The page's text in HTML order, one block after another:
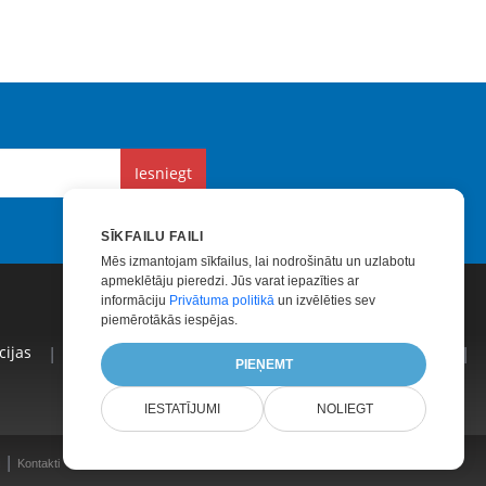
Iesniegt
| Apmaksāts Atbalsts Apmaksātas Konsultācijas |
| Kontakti
SĪKFAILU FAILI
Mēs izmantojam sīkfailus, lai nodrošinātu un uzlabotu
apmeklētāju pieredzi. Jūs varat iepazīties ar
informāciju Privātuma politikā un izvēlēties sev
piemērotākās iespējas.
PIEŅEMT
IESTATĪJUMI NOLIEGT